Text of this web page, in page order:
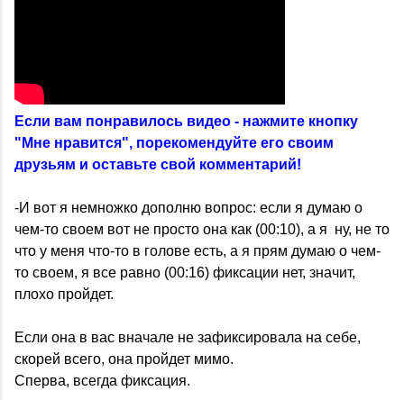
Если вам понравилось видео - нажмите кнопку
"Мне нравится", порекомендуйте его своим
друзьям и оставьте свой комментарий!
-И вот я немножко дополню вопрос: если я думаю о
чем-то своем вот не просто она как (00:10), а я ну, не то
что у меня что-то в голове есть, а я прям думаю о чем-
то своем, я все равно (00:16) фиксации нет, значит,
плохо пройдет.
Если она в вас вначале не зафиксировала на себе,
скорей всего, она пройдет мимо.
Сперва, всегда фиксация.